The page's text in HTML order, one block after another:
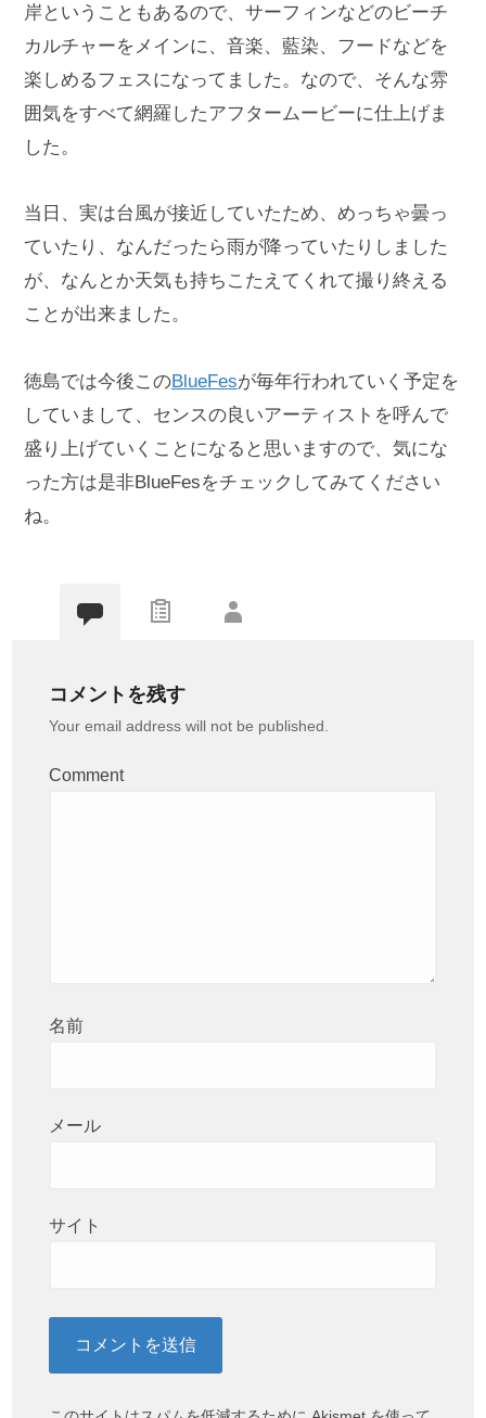
岸ということもあるので、サーフィンなどのビーチ
カルチャーをメインに、音楽、藍染、フードなどを
楽しめるフェスになってました。なので、そんな雰
囲気をすべて網羅したアフタームービーに仕上げま
した。
当日、実は台風が接近していたため、めっちゃ曇っ
ていたり、なんだったら雨が降っていたりしました
が、なんとか天気も持ちこたえてくれて撮り終える
ことが出来ました。
徳島では今後このBlueFesが毎年行われていく予定を
していまして、センスの良いアーティストを呼んで
盛り上げていくことになると思いますので、気にな
った方は是非BlueFesをチェックしてみてください
ね。
コメントを残す
Your email address will not be published.
Comment
名前
メール
サイト